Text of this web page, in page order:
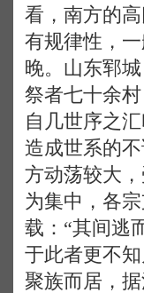
看，南方的
有规律性，
晚。山东郓
祭者七十余
自几世序之
造成世系的
方动荡较大
为集中，各
载：“其间逃
于此者更不
聚族而居，